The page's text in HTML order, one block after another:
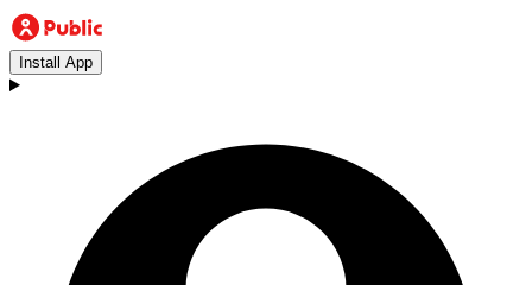
Install App